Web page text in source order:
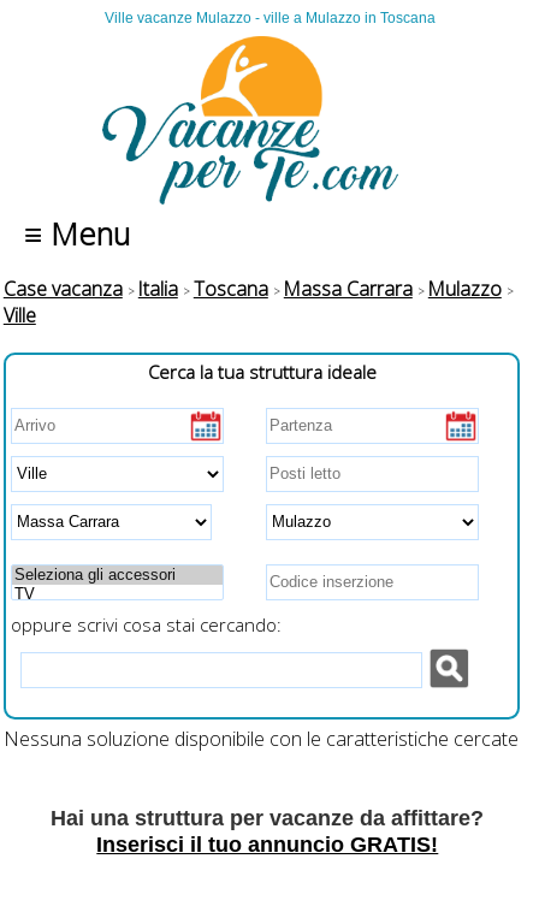
Ville vacanze Mulazzo - ville a Mulazzo in Toscana
≡ Menu
Case vacanza Italia Toscana Massa Carrara
Mulazzo
Ville
Cerca la tua struttura ideale
oppure scrivi cosa stai cercando:
Nessuna soluzione disponibile con le caratteristiche cercate
Hai una struttura per vacanze da affittare?
Inserisci il tuo annuncio GRATIS!